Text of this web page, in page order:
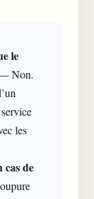
le
Non.
les
de